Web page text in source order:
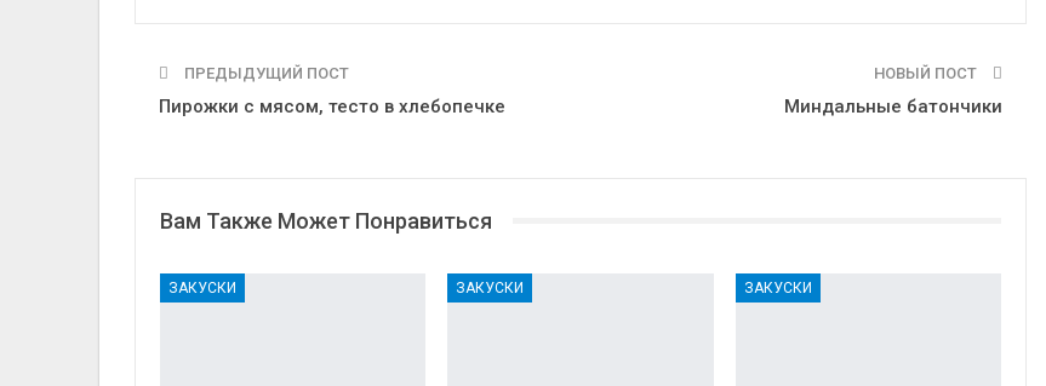
ПРЕДЫДУЩИЙ ПОСТ
Пирожки с мясом, тесто в хлебопечке
НОВЫЙ ПОСТ
Миндальные батончики
Вам Также Может Понравиться
ЗАКУСКИ ЗАКУСКИ ЗАКУСКИ